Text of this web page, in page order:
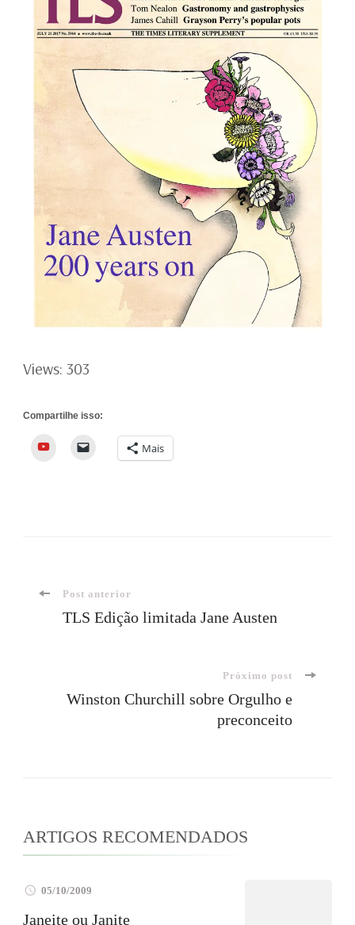
Views: 303
Compartilhe isso:
YouTube Mais
Navegação
post
Post anterior
TLS Edição limitada Jane Austen
Próximo post
Winston Churchill sobre Orgulho e
preconceito
ARTIGOS RECOMENDADOS
05/10/2009
Janeite ou Janite